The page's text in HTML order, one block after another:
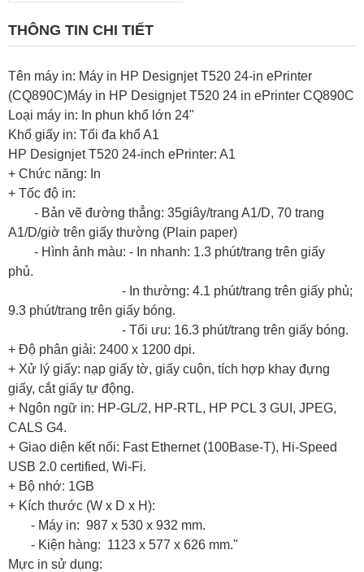
THÔNG TIN CHI TIẾT
Tên máy in: Máy in HP Designjet T520 24-in ePrinter
(CQ890C)Máy in HP Designjet T520 24 in ePrinter CQ890C
Loại máy in: In phun khổ lớn 24"
Khổ giấy in: Tối đa khổ A1
HP Designjet T520 24-inch ePrinter: A1
+ Chức năng: In
+ Tốc độ in:
- Bản vẽ đường thẳng: 35giây/trang A1/D, 70 trang
A1/D/giờ trên giấy thường (Plain paper)
- Hình ảnh màu: - In nhanh: 1.3 phút/trang trên giấy
phủ.
- In thường: 4.1 phút/trang trên giấy phủ;
9.3 phút/trang trên giấy bóng.
- Tối ưu: 16.3 phút/trang trên giấy bóng.
+ Độ phân giải: 2400 x 1200 dpi.
+ Xử lý giấy: nạp giấy tờ, giấy cuộn, tích hợp khay đựng
giấy, cắt giấy tự động.
+ Ngôn ngữ in: HP-GL/2, HP-RTL, HP PCL 3 GUI, JPEG,
CALS G4.
+ Giao diện kết nối: Fast Ethernet (100Base-T), Hi-Speed
USB 2.0 certified, Wi-Fi.
+ Bộ nhớ: 1GB
+ Kích thước (W x D x H):
- Máy in: 987 x 530 x 932 mm.
- Kiện hàng: 1123 x 577 x 626 mm."​
Mực in sử dụng: